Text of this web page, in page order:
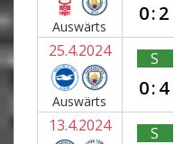
Auswärts
0:2
25.4.2024
Auswärts
S
0:4
13.4.2024 S